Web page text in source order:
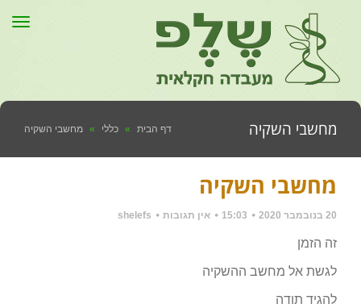
מחשבי השקיה דף הבית » כללי » מחשבי השקיה
מחשבי השקיה
20 בנובמבר 2020 15:03 אין תגובות shelefs
זה הזמן
לגשת אל מחשב ההשקיה
להגיד תודה